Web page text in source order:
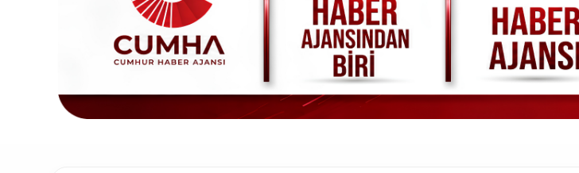
Sivil Toplum Kuruluşları
Kamu Kurumları ve Üst Kurullar
Resmi Reklamlar